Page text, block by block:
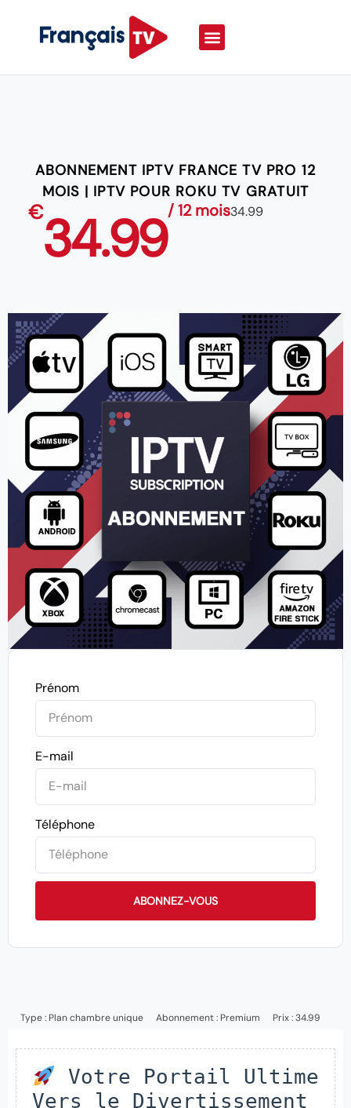
ABONNEMENT IPTV FRANCE TV PRO 12
MOIS | IPTV POUR ROKU TV GRATUIT
€34.99/ 12 mois34.99
Prénom
E-mail
Téléphone
ABONNEZ-VOUS
Type : Plan chambre unique Abonnement : Premium Prix : 34.99
Votre Portail Ultime
Vers le Divertissement